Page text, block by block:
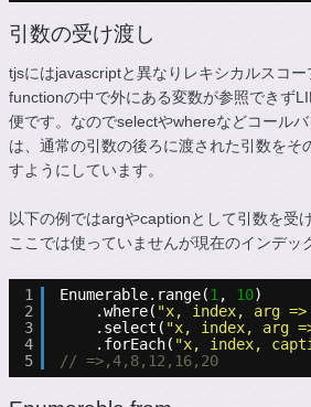
引数の受け渡し
tjsにはjavascriptと異なりレキシカルスコー
functionの中で外にある変数が参照できず
便です。なのでselectやwhereなどコール
は、通常の引数の後ろに渡された引数をそ
すようにしています。
以下の例ではargやcaptionとして引数を受
ここでは使っていませんが現在のインデッ
1
2
3
4
5
Enumerable.range(1 , 10)
.where( "x, index, arg =>
.select( "x, index, arg
.forEach( "x, index,
// =>,4,8,12,16,20